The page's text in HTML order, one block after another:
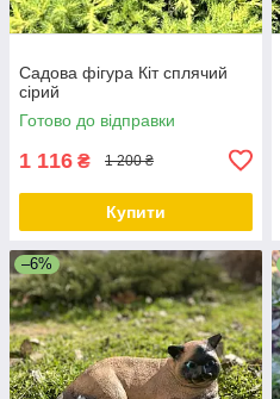
Садова фігура Кіт сплячий
сірий
Готово до відправки
1 116 ₴ 1 200 ₴
Купити
–6%